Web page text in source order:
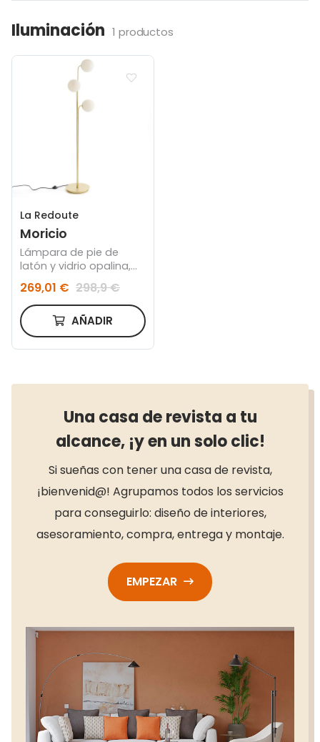
Iluminación 1 productos
La Redoute
Moricio
Lámpara de pie de
latón y vidrio opalina,
Moricio
269,01 € 298,9 €
AÑADIR
Una casa de revista a tu
alcance, ¡y en un solo clic!
Si sueñas con tener una casa de revista,
¡bienvenid@! Agrupamos todos los servicios
para conseguirlo: diseño de interiores,
asesoramiento, compra, entrega y montaje.
EMPEZAR